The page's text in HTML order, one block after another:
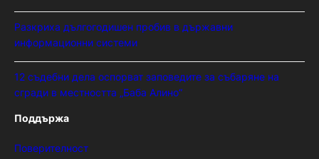
Разкриха дългогодишен пробив в държавни
информационни системи
12 съдебни дела оспорват заповедите за събаряне на
сгради в местността „Баба Алино“
Поддържа
Поверителност